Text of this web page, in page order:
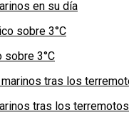
en su día
sobre 3°C
tras los terremotos